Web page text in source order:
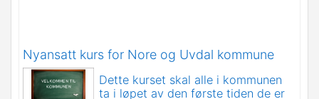
Nyansatt kurs for Nore og Uvdal kommune
Dette kurset skal alle i kommunen
ta i løpet av den første tiden de er